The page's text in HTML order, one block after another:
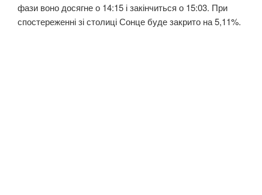
фази воно досягне о 14:15 і закінчиться о 15:03. При
спостереженні зі столиці Сонце буде закрито на 5,11%.